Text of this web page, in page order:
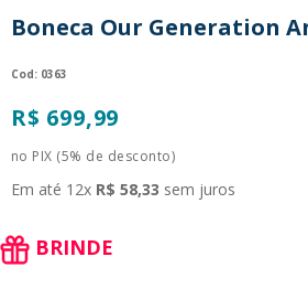
Boneca Our Generation
: 0363
R$ 699,99
no PIX (5% de desconto)
Em até 12x R$ 58,33 sem juros
BRINDE
9º
guerreiras kpop